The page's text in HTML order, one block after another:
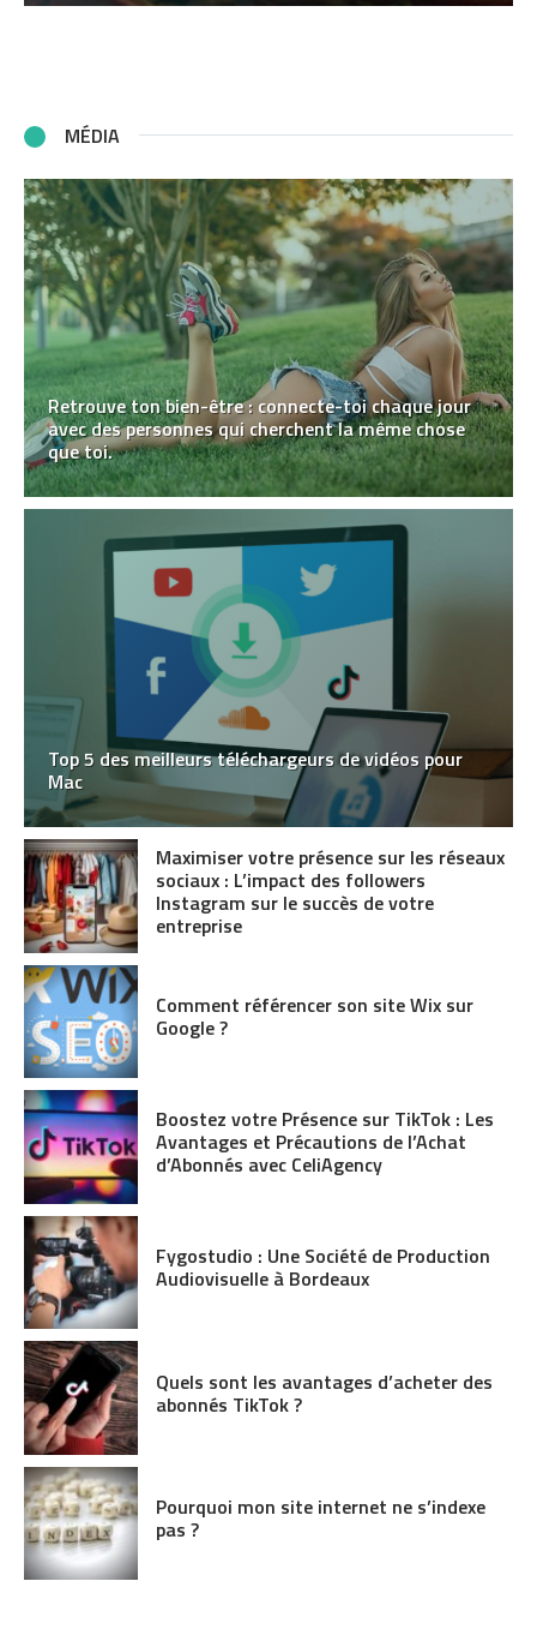
MÉDIA
Retrouve ton bien-être : connecte-toi chaque jour
avec des personnes qui cherchent la même chose
que toi.
Top 5 des meilleurs téléchargeurs de vidéos pour
Mac
Maximiser votre présence sur les réseaux
sociaux : L’impact des followers
Instagram sur le succès de votre
entreprise
Comment référencer son site Wix sur
Google ?
Boostez votre Présence sur TikTok : Les
Avantages et Précautions de l’Achat
d’Abonnés avec CeliAgency
Fygostudio : Une Société de Production
Audiovisuelle à Bordeaux
Quels sont les avantages d’acheter des
abonnés TikTok ?
Pourquoi mon site internet ne s’indexe
pas ?